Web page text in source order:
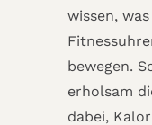
wissen,
bewegen.
erholsam
dabei,